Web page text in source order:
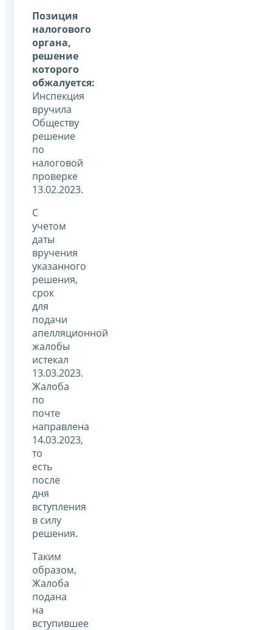
Позиция
налогового
органа,
решение
которого
обжалуется:
Инспекция
вручила
Обществу
решение
по
налоговой
проверке
13.02.2023.
С
учетом
даты
вручения
указанного
решения,
срок
для
подачи
апелляционной
жалобы
истекал
13.03.2023.
Жалоба
по
почте
направлена
14.03.2023,
то
есть
после
дня
вступления
в силу
решения.
Таким
образом,
Жалоба
подана
на
вступившее